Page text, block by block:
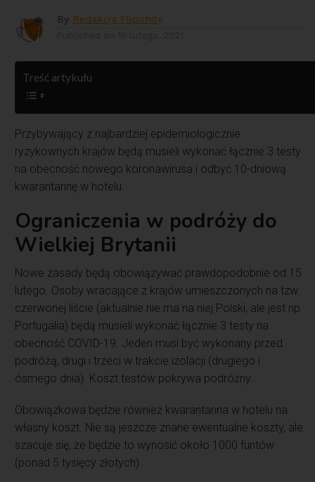
By Redakcja Flipohity
Treść artykułu
Przybywający z najbardziej epidemiologicznie
ryzykownych krajów będą musieli wykonać łącznie 3 testy
na obecność nowego koronawirusa i odbyć 10-dniową
kwarantannę w hotelu.
Ograniczenia w podróży do
Wielkiej Brytanii
Nowe zasady będą obowiązywać prawdopodobnie od 15
lutego. Osoby wracające z krajów umieszczonych na tzw.
czerwonej liście (aktualnie nie ma na niej Polski, ale jest np.
Portugalia) będą musieli wykonać łącznie 3 testy na
obecność COVID-19. Jeden musi być wykonany przed
podróżą, drugi i trzeci w trakcie izolacji (drugiego i
ósmego dnia). Koszt testów pokrywa podróżny.
Obowiązkowa będzie również kwarantanna w hotelu na
własny koszt. Nie są jeszcze znane ewentualne koszty, ale
szacuje się, że będzie to wynosić około 1000 funtów
(ponad 5 tysięcy złotych).